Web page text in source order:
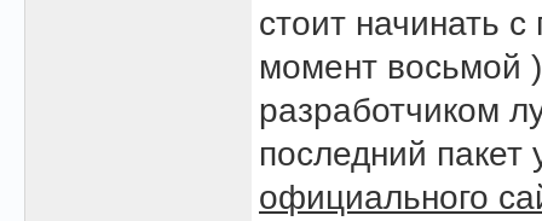
стоит начинать
момент восьмой
разработчиком
последний
официального